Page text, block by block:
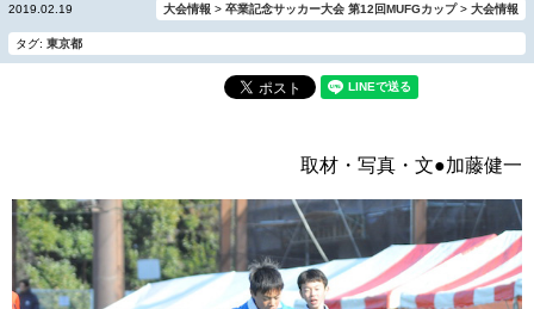
2019.02.19 大会情報 > 卒業記念サッカー大会 第12回MUFGカップ> 大会情報
タグ: 東京都
取材・写真・文●加藤健一